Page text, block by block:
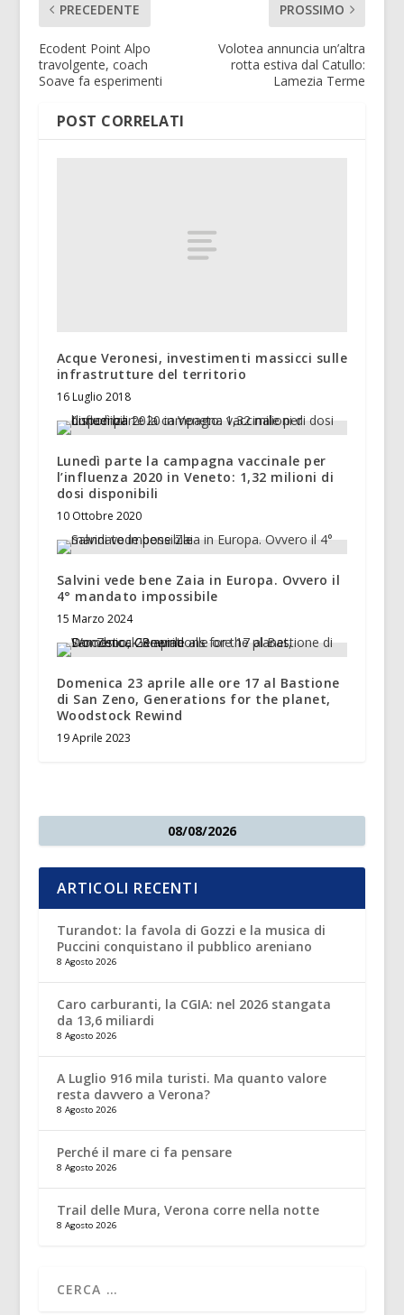
PRECEDENTE
Ecodent Point Alpo
travolgente, coach
Soave fa esperimenti
PROSSIMO
Volotea annuncia un’altra
rotta estiva dal Catullo:
Lamezia Terme
POST CORRELATI
Acque Veronesi, investimenti massicci sulle
infrastrutture del territorio
16 Luglio 2018
Lunedì parte la campagna vaccinale per
l’influenza 2020 in Veneto: 1,32 milioni di
dosi disponibili
10 Ottobre 2020
Salvini vede bene Zaia in Europa. Ovvero il
4° mandato impossibile
15 Marzo 2024
Domenica 23 aprile alle ore 17 al Bastione
di San Zeno, Generations for the planet,
Woodstock Rewind
19 Aprile 2023
08/08/2026
ARTICOLI RECENTI
Turandot: la favola di Gozzi e la musica di
Puccini conquistano il pubblico areniano
8 Agosto 2026
Caro carburanti, la CGIA: nel 2026 stangata
da 13,6 miliardi
8 Agosto 2026
A Luglio 916 mila turisti. Ma quanto valore
resta davvero a Verona?
8 Agosto 2026
Perché il mare ci fa pensare
8 Agosto 2026
Trail delle Mura, Verona corre nella notte
8 Agosto 2026